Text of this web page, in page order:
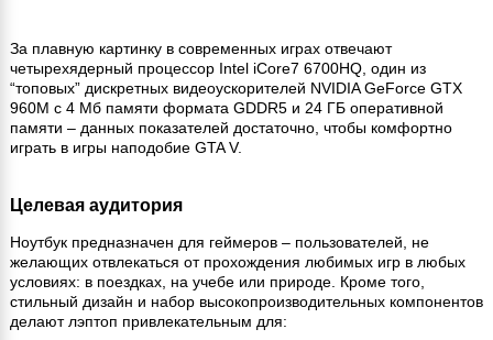
За плавную картинку в современных играх отвечают
четырехядерный процессор Intel iCore7 6700HQ, один из
“топовых” дискретных видеоускорителей NVIDIA GeForce GTX
960M с 4 Мб памяти формата GDDR5 и 24 ГБ оперативной
памяти – данных показателей достаточно, чтобы комфортно
играть в игры наподобие GTA V.
Целевая аудитория
Ноутбук предназначен для геймеров – пользователей, не
желающих отвлекаться от прохождения любимых игр в любых
условиях: в поездках, на учебе или природе. Кроме того,
стильный дизайн и набор высокопроизводительных компонентов
делают лэптоп привлекательным для: